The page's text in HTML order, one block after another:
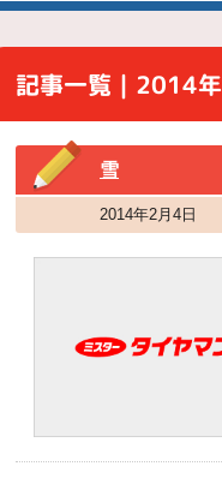
記事一覧｜2014
雪
2014年2月4日